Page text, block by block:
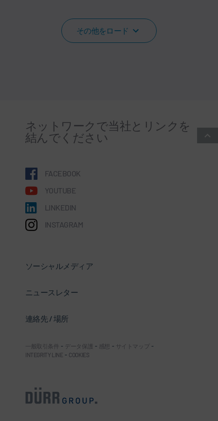
その他をロード
ネットワークで当社とリンクを
結んでください
FACEBOOK
YOUTUBE
LINKEDIN
INSTAGRAM
ソーシャルメディア
ニュースレター
連絡先 / 場所
一般取引条件 - データ保護 - 感想 - サイトマップ -
INTEGRITY LINE - COOKIES